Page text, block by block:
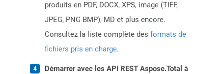
produits en PDF, DOCX, XPS, image (TIFF,
JPEG, PNG BMP), MD et plus encore.
Consultez la liste complète des formats de
fichiers pris en charge.
Démarrer avec les API REST Aspose.Total à